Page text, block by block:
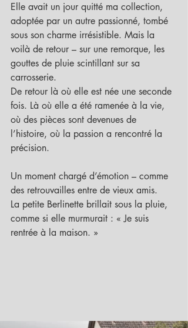
Elle avait un jour quitté ma collection,
adoptée par un autre passionné, tombé
sous son charme irrésistible. Mais la
voilà de retour – sur une remorque, les
gouttes de pluie scintillant sur sa
carrosserie.
De retour là où elle est née une seconde
fois. Là où elle a été ramenée à la vie,
où des pièces sont devenues de
l’histoire, où la passion a rencontré la
précision.
Un moment chargé d’émotion – comme
des retrouvailles entre de vieux amis.
La petite Berlinette brillait sous la pluie,
comme si elle murmurait : « Je suis
rentrée à la maison. »